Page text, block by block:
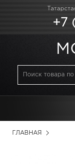
+7
ГЛАВНАЯ